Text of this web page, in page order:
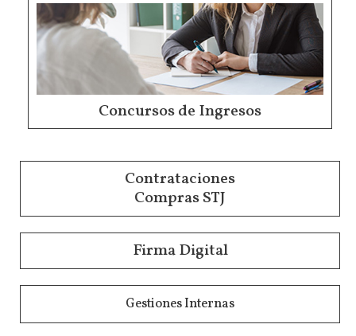
Concursos de Ingresos
Contrataciones
Compras STJ
Firma Digital
Gestiones Internas